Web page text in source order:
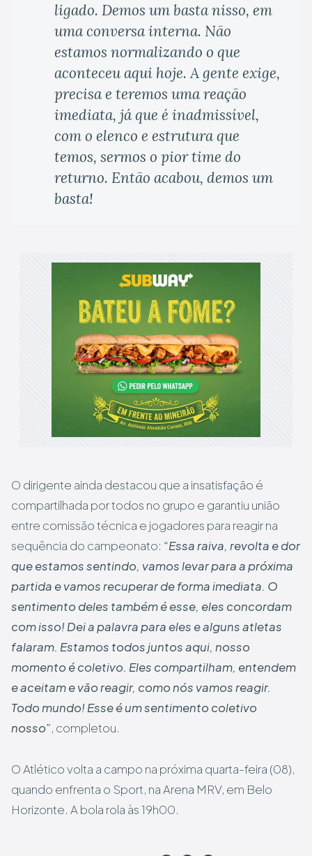
ligado. Demos um basta nisso, em
uma conversa interna. Não
estamos normalizando o que
aconteceu aqui hoje. A gente exige,
precisa e teremos uma reação
imediata, já que é inadmissível,
com o elenco e estrutura que
temos, sermos o pior time do
returno. Então acabou, demos um
basta!
O dirigente ainda destacou que a insatisfação é
compartilhada por todos no grupo e garantiu união
entre comissão técnica e jogadores para reagir na
sequência do campeonato: “Essa raiva, revolta e dor
que estamos sentindo, vamos levar para a próxima
partida e vamos recuperar de forma imediata. O
sentimento deles também é esse, eles concordam
com isso! Dei a palavra para eles e alguns atletas
falaram. Estamos todos juntos aqui, nosso
momento é coletivo. Eles compartilham, entendem
e aceitam e vão reagir, como nós vamos reagir.
Todo mundo! Esse é um sentimento coletivo
nosso”, completou.
O Atlético volta a campo na próxima quarta-feira (08),
quando enfrenta o Sport, na Arena MRV, em Belo
Horizonte. A bola rola às 19h00.